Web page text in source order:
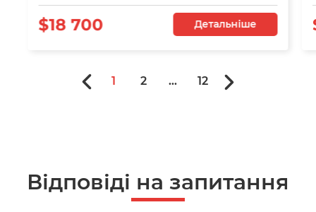
$18 700 Детальніше
1 2 ... 12
Відповіді на запитання